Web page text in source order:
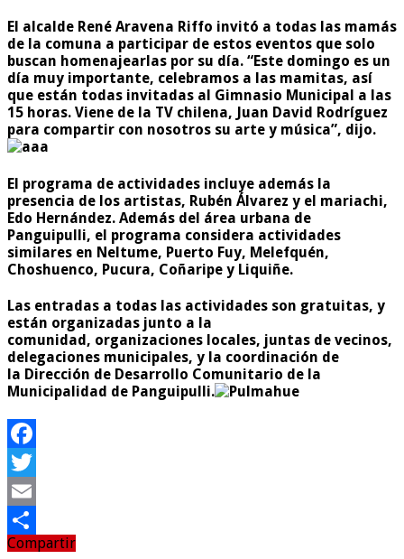
El alcalde René Aravena Riffo invitó a todas las mamás
de la comuna a participar de estos eventos que solo
buscan homenajearlas por su día. “Este domingo es un
día muy importante, celebramos a las mamitas, así
que están todas invitadas al Gimnasio Municipal a las
15 horas. Viene de la TV chilena, Juan David Rodríguez
para compartir con nosotros su arte y música”, dijo.
El programa de actividades incluye además la
presencia de los artistas, Rubén Álvarez y el mariachi,
Edo Hernández. Además del área urbana de
Panguipulli, el programa considera actividades
similares en Neltume, Puerto Fuy, Melefquén,
Choshuenco, Pucura, Coñaripe y Liquiñe.
Las entradas a todas las actividades son gratuitas, y
están organizadas junto a la
comunidad, organizaciones locales, juntas de vecinos,
delegaciones municipales, y la coordinación de
la Dirección de Desarrollo Comunitario de la
Municipalidad de Panguipulli.
Facebook
Twitter
Email
Compartir
Compartir